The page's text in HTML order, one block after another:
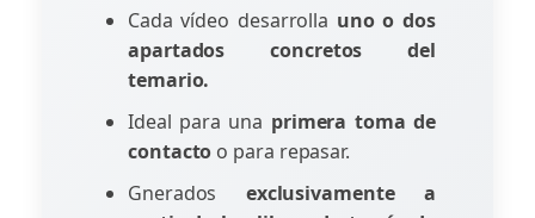
Cada vídeo desarrolla uno o dos
apartados concretos del
temario.
Ideal para una primera toma de
contacto o para repasar.
Gnerados exclusivamente a